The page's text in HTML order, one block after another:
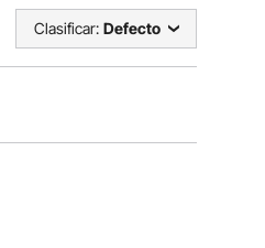
Clasificar: Defecto